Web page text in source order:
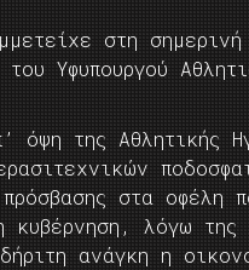
στη σημερινή
Υφυπουργού
της Αθλητικής
στα οφέλη
κυβέρνηση, λόγω
ανάγκη η